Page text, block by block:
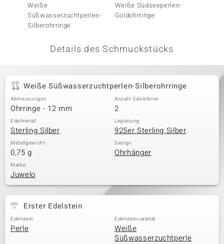
Collection
BY DE MELO
Collection
Classics
Weiße
Süßwasserzuchtperlen-
Silberohrringe
Weiße Südseeperlen-
Goldohrringe
Details des Schmuckstücks
Weiße Süßwasserzuchtperlen-Silberohrringe
Abmessungen
Ohrringe - 12 mm
Anzahl Edelsteine
2
Edelmetall
Sterling Silber
Legierung
925er Sterling Silber
Metallgewicht
0,75 g
Design
Ohrhänger
Marke
Juwelo
Erster Edelstein
Edelstein
Perle
Edelsteinvarietät
Weiße
Süßwasserzuchtperle